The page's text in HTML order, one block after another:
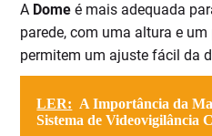
A Dome é mais adequada
parede, com uma altura e
permitem um ajuste fácil da
LER: A Importância da
Sistema de Videovigilância